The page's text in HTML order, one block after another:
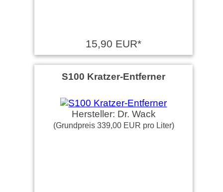
15,90 EUR*
S100 Kratzer-Entferner
Hersteller: Dr. Wack
(Grundpreis 339,00 EUR pro Liter)